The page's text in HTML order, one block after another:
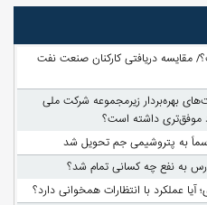
مقایسه دریافتی کارکنان صنعت نفت
بهره‌بردار زیرمجموعه شرکت ملی
موفق‌تری داشته است؟
به پتروشیمی جم تحویل شد
به نفع چه کسانی تمام شد؟
عملکرد با انتظارات همخوانی دارد؟